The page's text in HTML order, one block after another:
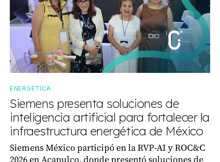
ENERGÉTICA
Siemens presenta soluciones de
inteligencia artificial para fortalecer la
infraestructura energética de México
Siemens México participó en la RVP-AI y ROC&C
2026 en Acapulco, donde presentó soluciones de